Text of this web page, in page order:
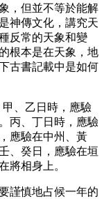
，但並不等於能解
神傳文化，講究天
反常的天象和變
根本是在天象，地
古書記載中是如何
甲、乙日時，應驗
丙、丁日時，應驗
應驗在中州、黃
、癸日，應驗在垣
將相身上。
謹慎地占候一年的